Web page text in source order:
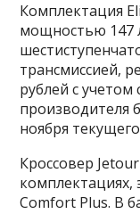
Комплектация
мощностью 147
трансмиссией,
рублей с
производителя
ноября
Кроссовер
комплектациях,
Comfort Plus. В